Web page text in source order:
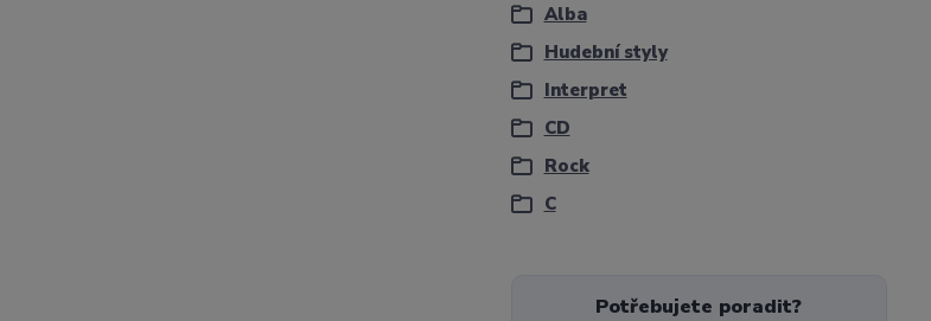
Alba
Hudební styly
Interpret
CD
Rock
C
Potřebujete poradit?